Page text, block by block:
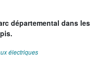
départemental dans les
électriques